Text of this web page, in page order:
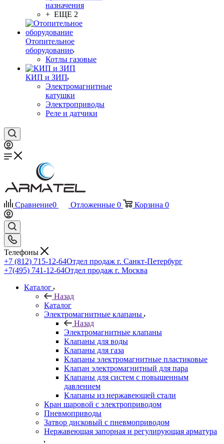
назначения
+ ЕЩЕ 2
Отопительное
оборудование
Котлы газовые
КИП и ЗИП
Электромагнитные
катушки
Электроприводы
Реле и датчики
Сравнение0 Отложенные 0 Корзина 0
Телефоны
+7 (812) 715-12-64Отдел продаж г. Санкт-Петербург
+7(495) 741-12-64Отдел продаж г. Москва
Каталог
Назад
Каталог
Электромагнитные клапаны
Назад
Электромагнитные клапаны
Клапаны для воды
Клапаны для газа
Клапаны электромагнитные пластиковые
Клапан электромагнитный для пара
Клапаны для систем с повышенным
давлением
Клапаны из нержавеющей стали
Кран шаровой с электроприводом
Пневмоприводы
Затвор дисковый с пневмоприводом
Нержавеющая запорная и регулирующая арматура